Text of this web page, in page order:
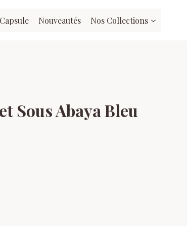
Nouveautés Nos Collections
Sous Abaya Bleu